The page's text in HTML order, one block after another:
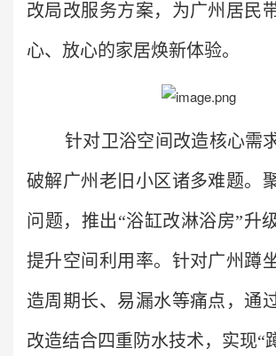
改局改服务方案，为广州居民
心、放心的家居焕新体验。
针对卫浴空间改造核心需
破解广州老旧小区诸多难题。
问题，推出“浴缸改淋浴房”升
提升空间利用率。针对广州蹲
造周期长、易漏水等痛点，通
改造结合四重防水技术，实现“